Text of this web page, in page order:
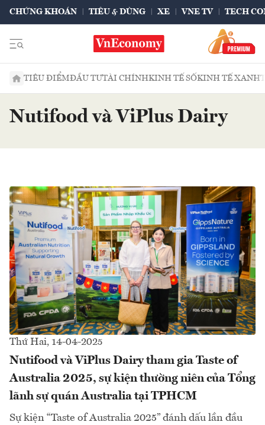
CHỨNG KHOÁN TIÊU & DÙNG XE VNE TV TECH
TIÊU ĐIỂMĐẦU TƯTÀI CHÍNHKINH TẾ SỐKINH TẾ XANH
Nutifood và ViPlus Dairy
Thứ Hai, 14-04-2025
Nutifood và ViPlus Dairy tham gia Taste of
Australia 2025, sự kiện thường niên của Tổng
lãnh sự quán Australia tại TPHCM
Sự kiện “Taste of Australia 2025” đánh dấu lần đầu